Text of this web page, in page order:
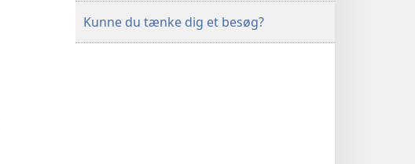
Kunne du tænke dig et besøg?